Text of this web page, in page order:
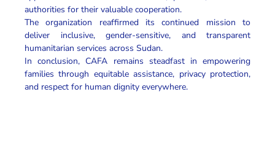
authorities for their valuable cooperation.
The organization reaffirmed its continued mission to
deliver inclusive, gender-sensitive, and transparent
humanitarian services across Sudan.
In conclusion, CAFA remains steadfast in empowering
families through equitable assistance, privacy protection,
and respect for human dignity everywhere.